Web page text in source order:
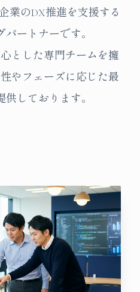
業のDX推進を支援する
ートナーです。
とした専門チームを擁
やフェーズに応じた最
しております。